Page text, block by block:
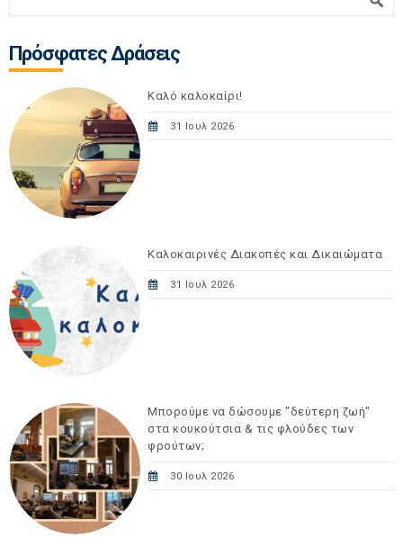
Πρόσφατες Δράσεις
Καλό καλοκαίρι!
31 Ιουλ 2026
Καλοκαιρινές Διακοπές και Δικαιώματα
31 Ιουλ 2026
Μπορούμε να δώσουμε "δεύτερη ζωή"
στα κουκούτσια & τις φλούδες των
φρούτων;
30 Ιουλ 2026